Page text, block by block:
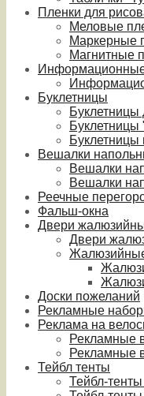
Пленки для
Меловые
Маркерные
Магнитные
Буклетницы
Буклетницы
Буклетницы
Вешалки
Вешалки
Вешалки
Реечные
Фальш-окна
Двери
Двери
Доски пожеланий
Рекламные
Реклама на
Рекламные
Рекламные
Тейбл тенты
Тейбл-